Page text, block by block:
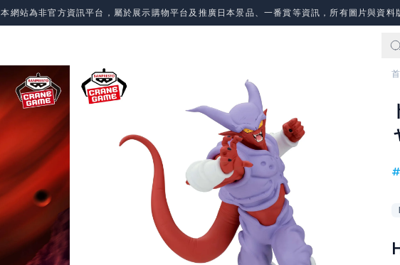
本網站為非官方資訊平台，屬於展示購物平台及推廣日本景品、一番賞等資訊，所有圖片與資料
#